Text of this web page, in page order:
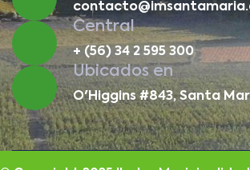
Central
+ (56) 34 2 595 300
Ubicados en
O'Higgins #843, Santa